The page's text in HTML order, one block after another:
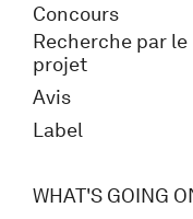
Concours
Recherche par le
projet
Avis
Label
WHAT'S GOING